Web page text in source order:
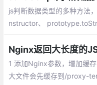
js判断数据类型的多种方法
nstructor、
Nginx返回大长度的
1 添加Nginx参数，增加缓
大文件会先缓存到/proxy-